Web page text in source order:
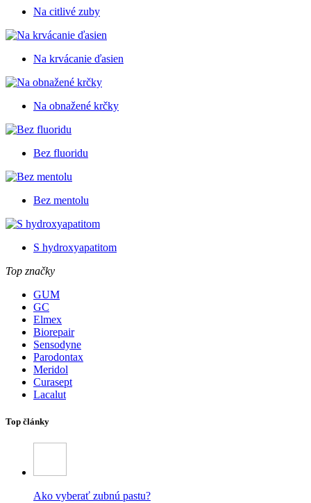
Na citlivé zuby
Na krvácanie ďasien
Na obnažené krčky
Bez fluoridu
Bez mentolu
S hydroxyapatitom
Top značky
GUM
GC
Elmex
Biorepair
Sensodyne
Parodontax
Meridol
Curasept
Lacalut
Top články
Ako vyberať zubnú pastu?